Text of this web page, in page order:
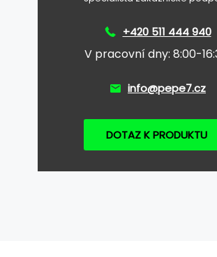
+420 511 444 940
V pracovní dny: 8:00-
info@pepe7.cz
DOTAZ K PRODUKTU